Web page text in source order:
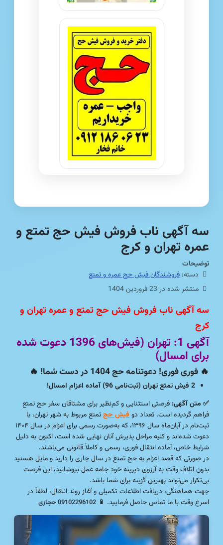
سه آگهی ناب فروش فیش حج تمتع و
عمره تهران و کرج
توضیحات
دسته:فروشندگان فیش حج عمره و تمتع
منتشر شده در 23 فروردين 1404
سه آگهی ناب فروش فیش حج تمتع و عمره تهران و
کرج
آگهی 1: تهران (فیش‌های 1396 دعوت شده
برای امسال)
🔥 فوری فوری! دعوتنامه حج 1404 در دست شما! 🔥
2 فیش تمتع تهران (ثبت‌نامی 96) آماده اعزام امسال!
✅ متن آگهی: فرصتی استثنایی و کم‌نظیر برای مشتاقان سفر حج تمتع
فراهم گردیده است. تعداد دوفیش حجتمتع مربوط به شهر تهران، با
ثبت‌نام در آبان‌ماه سال ۱۳۹۶، که به‌صورت رسمی برای اعزام در سال ۱۴۰۴
دعوت شده‌اند و کلیه مراحل پذیرش آنان نهایی شده است، اکنون به دلیل
شرایط خاص، آماده انتقال فوری، رسمی و کاملاً قانونی می‌باشند.
در صورتی که قصد اعزام به حج تمتع در سال جاری را دارید و مایل هستید
بدون اتلاف وقت به آرزوی دیرینه خود جامه عمل بپوشانید، این فرصت
بی‌تکرار می‌تواند بهترین گزینه برای شما باشد.
جهت هماهنگی، دریافت اطلاعات تکمیلی و آغاز روند انتقال، لطفاً در
اسرع وقت با ما تماس حاصل فرمایید. 📱 09102296102 حجازی